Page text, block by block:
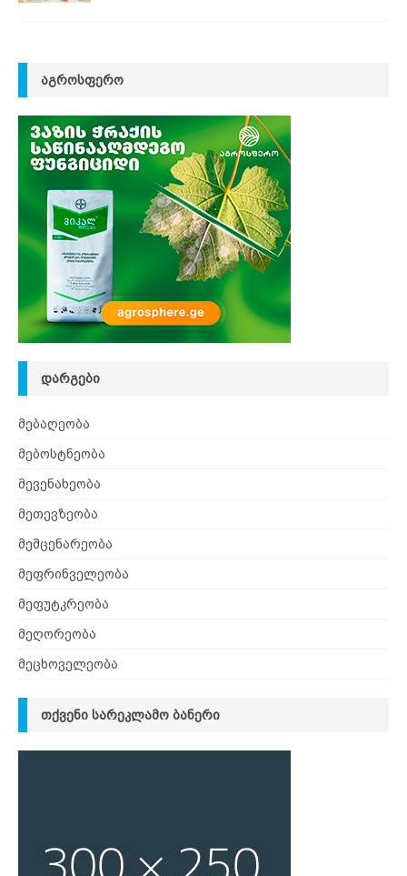
ᲐᲒᲠᲝᲡᲤᲔᲠᲝ
ᲓᲐᲠᲒᲔᲑᲘ
მებაღეობა
მებოსტნეობა
მევენახეობა
მეთევზეობა
მემცენარეობა
მეფრინველეობა
მეფუტკრეობა
მეღორეობა
მეცხოველეობა
ᲗᲥᲕᲔᲜᲘ ᲡᲐᲠᲔᲙᲚᲐᲛᲝ ᲑᲐᲜᲔᲠᲘ